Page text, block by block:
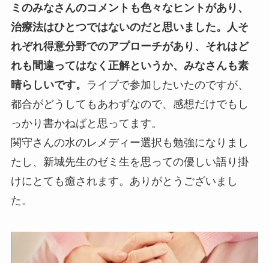
ミのみなさんのコメントも色々なヒントがあり、
治療法はひとつではないのだと思いました。人そ
れぞれ得意分野でのアプローチがあり、それはど
れも間違ってはなく正解というか、みなさんも素
晴らしいです。
ライブで参加したいたのですが、
都合がどうしてもあわずなので、感想だけでもし
っかり書かねばと思ってます。
関守さんの水のレメディー選択も勉強になりまし
たし、新城先生のゼミ生を思っての優しい語り掛
けにとても癒されます。ありがとうございまし
た。